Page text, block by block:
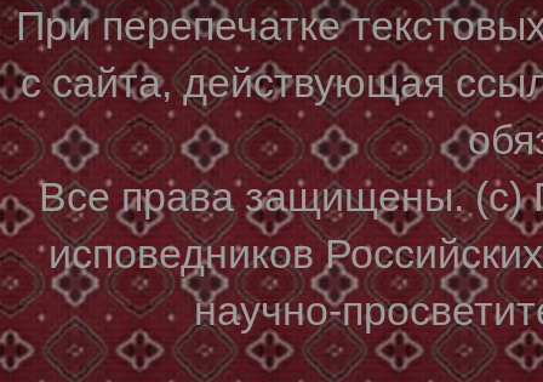
При перепечатке
с сайта, действующая
Все права защищены. (с)
исповедников
научно-